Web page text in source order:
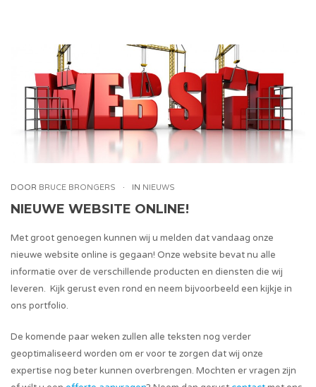
DOOR BRUCE BRONGERS IN NIEUWS
NIEUWE WEBSITE ONLINE!
Met groot genoegen kunnen wij u melden dat vandaag onze
nieuwe website online is gegaan! Onze website bevat nu alle
informatie over de verschillende producten en diensten die wij
leveren. Kijk gerust even rond en neem bijvoorbeeld een kijkje in
ons portfolio.
De komende paar weken zullen alle teksten nog verder
geoptimaliseerd worden om er voor te zorgen dat wij onze
expertise nog beter kunnen overbrengen. Mochten er vragen zijn